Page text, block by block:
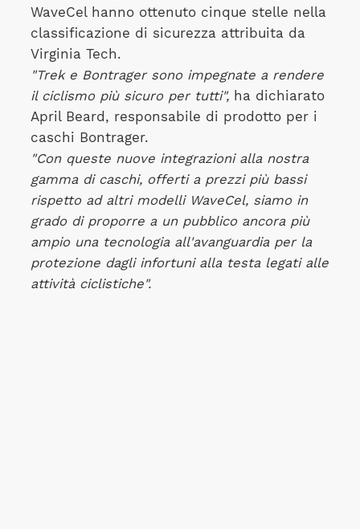
WaveCel hanno ottenuto cinque stelle nella
classificazione di sicurezza attribuita da
Virginia Tech.
"Trek e Bontrager sono impegnate a rendere
il ciclismo più sicuro per tutti",ha dichiarato
April Beard, responsabile di prodotto per i
caschi Bontrager.
"Con queste nuove integrazioni alla nostra
gamma di caschi, offerti a prezzi più bassi
rispetto ad altri modelli WaveCel, siamo in
grado di proporre a un pubblico ancora più
ampio una tecnologia all'avanguardia per la
protezione dagli infortuni alla testa legati alle
attività ciclistiche".